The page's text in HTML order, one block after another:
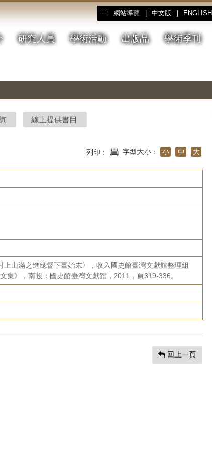
::: 網站導覽 中文版 ENGLISH
研究人員 學術活動 出版品 學術季刊
線上提供書目
列印： 字型大小： 小 中 大
上山滿之進總督下臺始末〉，收入國史館臺灣文獻館整理組
集》，南投：國史館臺灣文獻館，2011，頁319-336。
回上一頁